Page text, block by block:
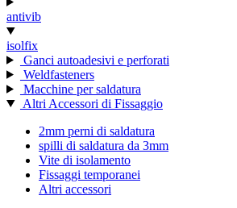
antivib
isolfix
Ganci autoadesivi e perforati
Weldfasteners
Macchine per saldatura
Altri Accessori di Fissaggio
2mm perni di saldatura
spilli di saldatura da 3mm
Vite di isolamento
Fissaggi temporanei
Altri accessori